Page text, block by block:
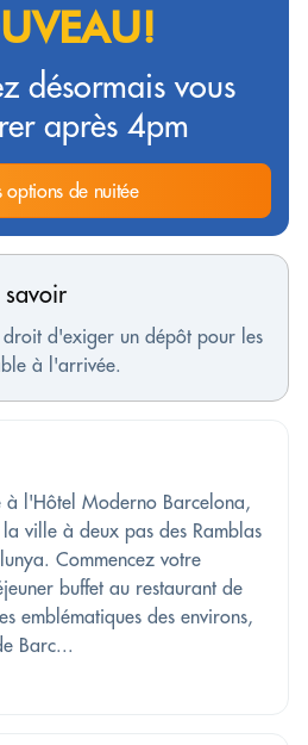
désormais vous
après 4pm
options de nuitée
savoir
d'exiger un dépôt pour les
à l'arrivée.
à l'Hôtel Moderno Barcelona,
ville à deux pas des Ramblas
Commencez votre
buffet au restaurant de
emblématiques des environs,
Barc...